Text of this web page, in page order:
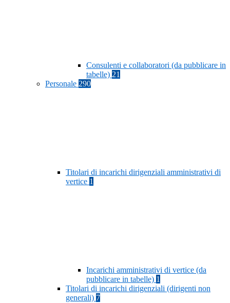
Consulenti e collaboratori (da pubblicare in
tabelle) 21
Personale 290
Titolari di incarichi dirigenziali amministrativi di
vertice 1
Incarichi amministrativi di vertice (da
pubblicare in tabelle) 1
Titolari di incarichi dirigenziali (dirigenti non
generali) 7